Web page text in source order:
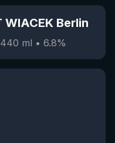
WIACEK Berlin
440 ml • 6.8%